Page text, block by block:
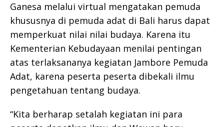
Ganesa melalui virtual mengatakan pemuda
khususnya di pemuda adat di Bali harus dapat
memperkuat nilai nilai budaya. Karena itu
Kementerian Kebudayaan menilai pentingan
atas terlaksananya kegiatan Jambore Pemuda
Adat, karena peserta peserta dibekali ilmu
pengetahuan tentang budaya.
“Kita berharap setalah kegiatan ini para